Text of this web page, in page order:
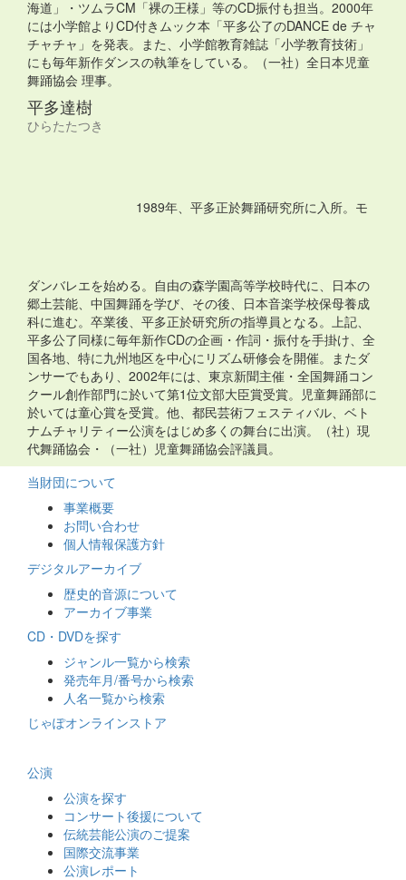
海道」・ツムラCM「裸の王様」等のCD振付も担当。2000年
には小学館よりCD付きムック本「平多公了のDANCE de チャ
チャチャ」を発表。また、小学館教育雑誌「小学教育技術」
にも毎年新作ダンスの執筆をしている。（一社）全日本児童
舞踊協会 理事。
平多達樹
ひらたたつき
1989年、平多正於舞踊研究所に入所。モ
ダンバレエを始める。自由の森学園高等学校時代に、日本の
郷土芸能、中国舞踊を学び、その後、日本音楽学校保母養成
科に進む。卒業後、平多正於研究所の指導員となる。上記、
平多公了同様に毎年新作CDの企画・作詞・振付を手掛け、全
国各地、特に九州地区を中心にリズム研修会を開催。またダ
ンサーでもあり、2002年には、東京新聞主催・全国舞踊コン
クール創作部門に於いて第1位文部大臣賞受賞。児童舞踊部に
於いては童心賞を受賞。他、都民芸術フェスティバル、ベト
ナムチャリティー公演をはじめ多くの舞台に出演。（社）現
代舞踊協会・（一社）児童舞踊協会評議員。
当財団について
事業概要
お問い合わせ
個人情報保護方針
デジタルアーカイブ
歴史的音源について
アーカイブ事業
CD・DVDを探す
ジャンル一覧から検索
発売年月/番号から検索
人名一覧から検索
じゃぽオンラインストア
公演
公演を探す
コンサート後援について
伝統芸能公演のご提案
国際交流事業
公演レポート